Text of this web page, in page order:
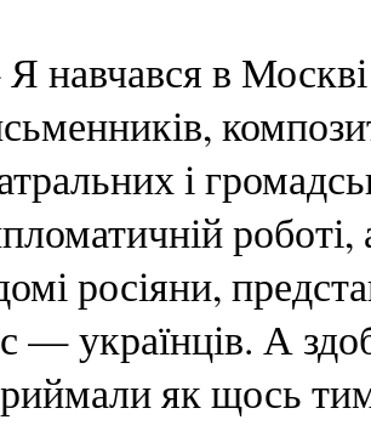
навчався в
і
роботі,
росіяни,
— українців. А
як щось